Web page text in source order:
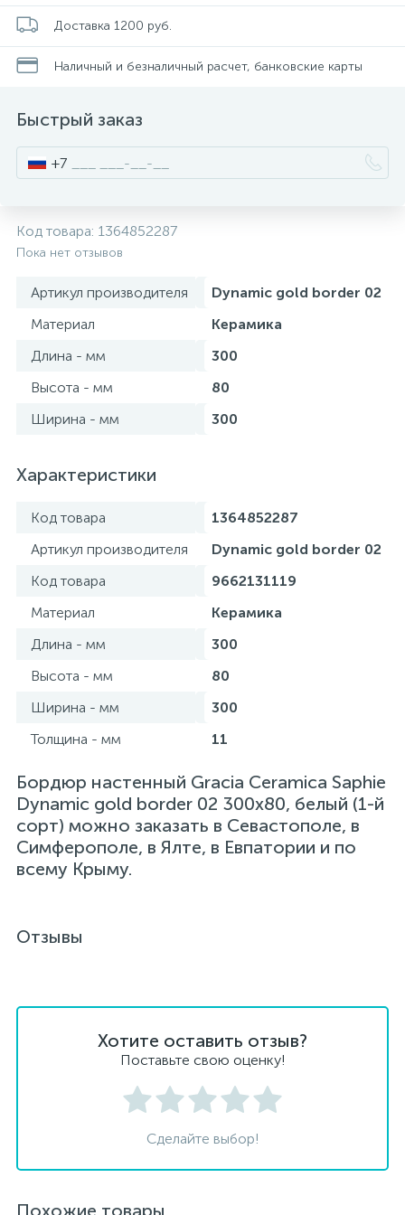
Доставка 1200 руб.
Наличный и безналичный расчет, банковские карты
Быстрый заказ
+7
Код товара: 1364852287
Пока нет отзывов
Артикул производителя
Dynamic gold border 02
Материал
Керамика
Длина - мм
300
Высота - мм
80
Ширина - мм
300
Характеристики
Код товара
1364852287
Артикул производителя
Dynamic gold border 02
Код товара
9662131119
Материал
Керамика
Длина - мм
300
Высота - мм
80
Ширина - мм
300
Толщина - мм
11
Бордюр настенный Gracia Ceramica Saphie
Dynamic gold border 02 300х80, белый (1-й
сорт) можно заказать в Севастополе, в
Симферополе, в Ялте, в Евпатории и по
всему Крыму.
Отзывы
Хотите оставить отзыв?
Поставьте свою оценку!
Сделайте выбор!
Похожие товары
Писсуары
Душевые трапы
Аксессуары для ванной